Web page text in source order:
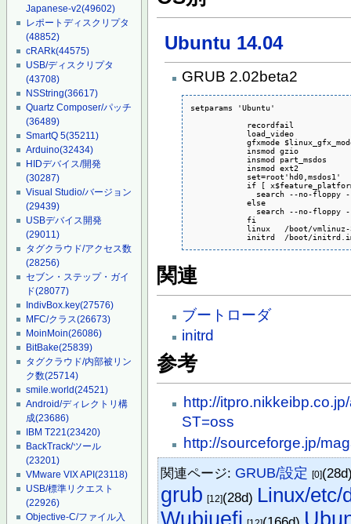
Japanese-v2(49602)
レポートディスクリプタ
(48852)
cRARk(44575)
USB/ディスクリプタ
(43708)
NSString(36617)
Quartz Composer/パッチ
(36489)
SmartQ 5(35211)
Arduino(32434)
HIDデバイス/開発
(30287)
Visual Studio/バージョン
(29439)
USBデバイス開発
(29011)
タグクラウド/アクセス数
(28256)
セブン・ステップ・ガイ
ド(28077)
IndivBox.key(27576)
MFC/クラス(26673)
MoinMoin(26086)
BitBake(25839)
タグクラウド/内部被リン
ク数(25714)
smile.world(24521)
Android/ディレクトリ構
成(23686)
IBM T221(23420)
BackTrack/ツール
(23201)
VMware VIX API(23118)
USB/標準リクエスト
(22926)
Objective-C/ファイル入
Ubuntu 14.04
GRUB 2.02beta2
setparams 'Ubuntu'
            recordfail
            load_video
gfxmode
            insmod gzio
            insmod part_msdos
            insmod ext2
            set=root'hd0,msdos1'
if [
search --no-floppy
            else
search --no-floppy
            fi
linux   /boot/
initrd  /boot/
関連
ブートローダ
initrd
参考
http://
ST=oss
http://sourceforge.jp/
関連ページ: GRUB/設定 [0]
grub [12](28d) Linux/etc/
Wubiuefi